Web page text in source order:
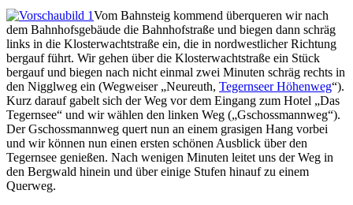
Vom Bahnsteig kommend überqueren wir nach
dem Bahnhofsgebäude die Bahnhofstraße und biegen dann schräg
links in die Klosterwachtstraße ein, die in nordwestlicher Richtung
bergauf führt. Wir gehen über die Klosterwachtstraße ein Stück
bergauf und biegen nach nicht einmal zwei Minuten schräg rechts in
den Nigglweg ein (Wegweiser „Neureuth, Tegernseer Höhenweg“).
Kurz darauf gabelt sich der Weg vor dem Eingang zum Hotel „Das
Tegernsee“ und wir wählen den linken Weg („Gschossmannweg“).
Der Gschossmannweg quert nun an einem grasigen Hang vorbei
und wir können nun einen ersten schönen Ausblick über den
Tegernsee genießen. Nach wenigen Minuten leitet uns der Weg in
den Bergwald hinein und über einige Stufen hinauf zu einem
Querweg.